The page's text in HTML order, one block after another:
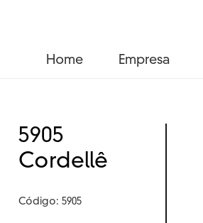
Home Empresa
5905
Cordellê
Código: 5905